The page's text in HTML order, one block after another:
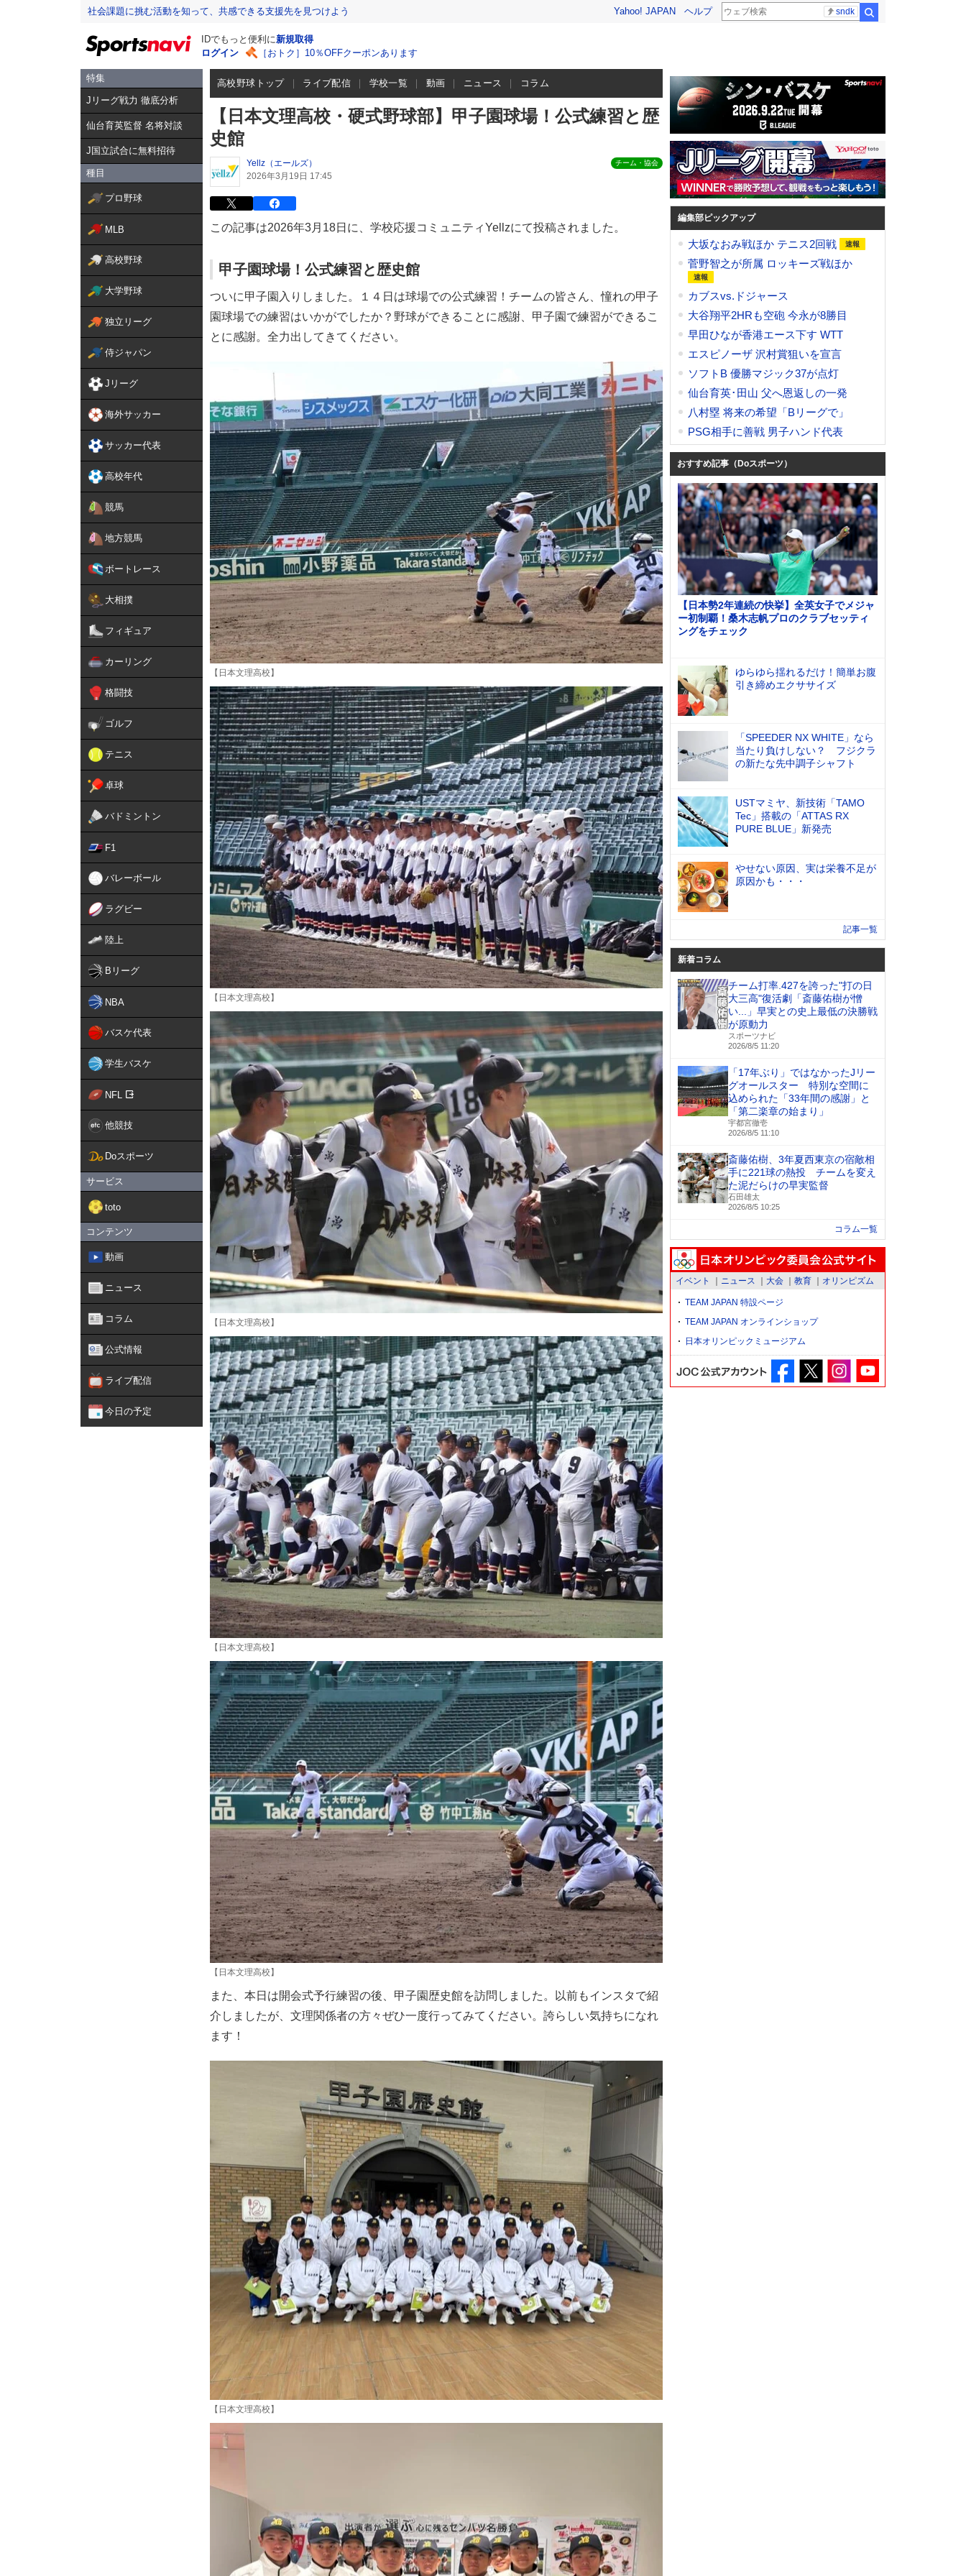
社会課題に挑む活動を知って、共感できる支援先を見つけよう Yahoo! JAPAN ヘルプ sndk
IDでもっと便利に新規取得
ログイン
［おトク］10％OFFクーポンあります
特集
Jリーグ戦力 徹底分析
仙台育英監督 名将対談
J国立試合に無料招待
種目
プロ野球
MLB
高校野球
大学野球
独立リーグ
侍ジャパン
Jリーグ
海外サッカー
サッカー代表
高校年代
競馬
地方競馬
ボートレース
大相撲
フィギュア
カーリング
格闘技
ゴルフ
テニス
卓球
バドミントン
F1
バレーボール
ラグビー
陸上
Bリーグ
NBA
バスケ代表
学生バスケ
NFL
他競技
Doスポーツ
サービス
toto
コンテンツ
動画
ニュース
コラム
公式情報
ライブ配信
今日の予定
高校野球トップ ライブ配信 学校一覧 動画 ニュース コラム
【日本文理高校・硬式野球部】甲子園球場！公式練習と歴
史館
Yellz（エールズ）
2026年3月19日 17:45
チーム・協会
この記事は2026年3月18日に、学校応援コミュニティYellzにて投稿されました。
甲子園球場！公式練習と歴史館
ついに甲子園入りしました。１４日は球場での公式練習！チームの皆さん、憧れの甲子
園球場での練習はいかがでしたか？野球ができることに感謝、甲子園で練習ができるこ
とに感謝。全力出してきてください。
【日本文理高校】
【日本文理高校】
【日本文理高校】
【日本文理高校】
【日本文理高校】
また、本日は開会式予行練習の後、甲子園歴史館を訪問しました。以前もインスタで紹
介しましたが、文理関係者の方々ぜひ一度行ってみてください。誇らしい気持ちになれ
ます！
【日本文理高校】
編集部ピックアップ
大坂なおみ戦ほか テニス2回戦
菅野智之が所属 ロッキーズ戦ほか
カブスvs.ドジャース
大谷翔平2HRも空砲 今永が8勝目
早田ひなが香港エース下す WTT
エスピノーザ 沢村賞狙いを宣言
ソフトB 優勝マジック37が点灯
仙台育英･田山 父へ恩返しの一発
八村塁 将来の希望「Bリーグで」
PSG相手に善戦 男子ハンド代表
おすすめ記事（Doスポーツ）
【日本勢2年連続の快挙】全英女子でメジャ
ー初制覇！桑木志帆プロのクラブセッティ
ングをチェック
ゆらゆら揺れるだけ！簡単お腹
引き締めエクササイズ
「SPEEDER NX WHITE」なら
当たり負けしない？ フジクラ
の新たな先中調子シャフト
USTマミヤ、新技術「TAMO
Tec」搭載の「ATTAS RX
PURE BLUE」新発売
やせない原因、実は栄養不足が
原因かも・・・
記事一覧
新着コラム
チーム打率.427を誇った"打の日
大三高"復活劇「斎藤佑樹が憎
い...」早実との史上最低の決勝戦
が原動力
スポーツナビ
2026/8/5 11:20
「17年ぶり」ではなかったJリー
グオールスター 特別な空間に
込められた「33年間の感謝」と
「第二楽章の始まり」
宇都宮徹壱
2026/8/5 11:10
斎藤佑樹、3年夏西東京の宿敵相
手に221球の熱投 チームを変え
た泥だらけの早実監督
石田雄太
2026/8/5 10:25
コラム一覧
イベント ニュース 大会 教育 オリンピズム
TEAM JAPAN 特設ページ
TEAM JAPAN オンラインショップ
日本オリンピックミュージアム